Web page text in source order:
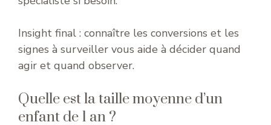
Insight final : connaître les conversions et les
signes à surveiller vous aide à décider quand
agir et quand observer.
Quelle est la taille moyenne d’un
enfant de 1 an ?